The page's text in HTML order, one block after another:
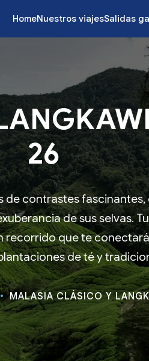
HomeNuestros viajesSalidas
26
de contrastes
de sus selvas.
recorrido que te
de té y
MALASIA CLÁSICO Y